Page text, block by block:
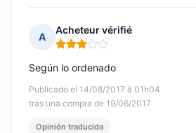
A
Acheteur vérifié
Nota: 3 de 5
Publicado el 14/08/2017 à 01h04
tras una compra de 19/06/2017
Según lo ordenado
Opinión traducida